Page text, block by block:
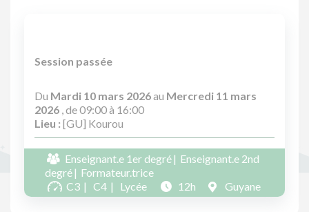
Session passée
Du Mardi 10 mars 2026au Mercredi 11 mars
2026 , de 09:00 à 16:00
Lieu : [GU] Kourou
Enseignant.e 1er degré
Enseignant.e 2nd
degré
Formateur.trice
C3
C4 Lycée 12h Guyane